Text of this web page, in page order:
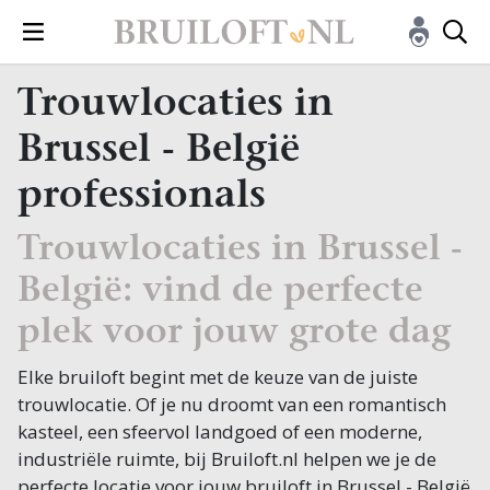
Trouwlocaties in
Brussel - België
professionals
Trouwlocaties in Brussel -
België: vind de perfecte
plek voor jouw grote dag
Elke bruiloft begint met de keuze van de juiste
trouwlocatie. Of je nu droomt van een romantisch
kasteel, een sfeervol landgoed of een moderne,
industriële ruimte, bij Bruiloft.nl helpen we je de